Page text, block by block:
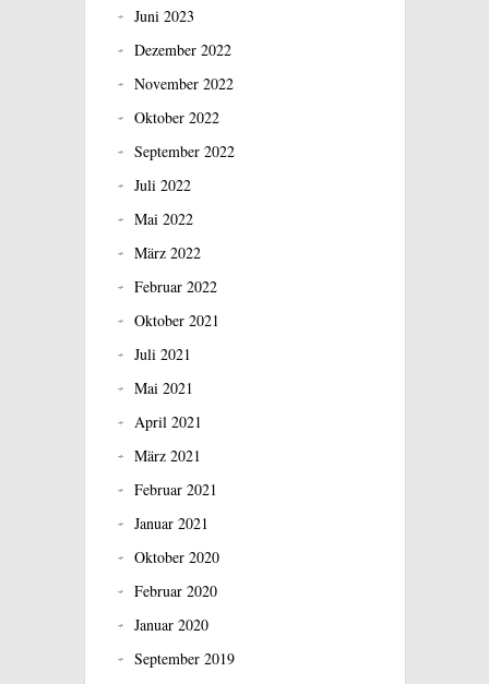
Juni 2023
Dezember 2022
November 2022
Oktober 2022
September 2022
Juli 2022
Mai 2022
März 2022
Februar 2022
Oktober 2021
Juli 2021
Mai 2021
April 2021
März 2021
Februar 2021
Januar 2021
Oktober 2020
Februar 2020
Januar 2020
September 2019